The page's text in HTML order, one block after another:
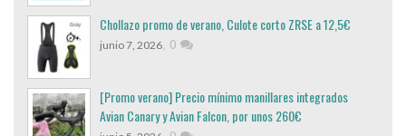
Chollazo promo de verano, Culote corto ZRSE a 12,5€
junio 7, 2026, 0
[Promo verano] Precio mínimo manillares integrados
Avian Canary y Avian Falcon, por unos 260€